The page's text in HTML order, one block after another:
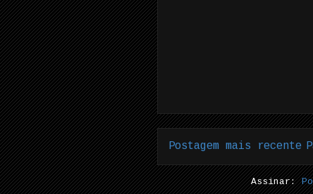
Postagem mais recente
Assinar: